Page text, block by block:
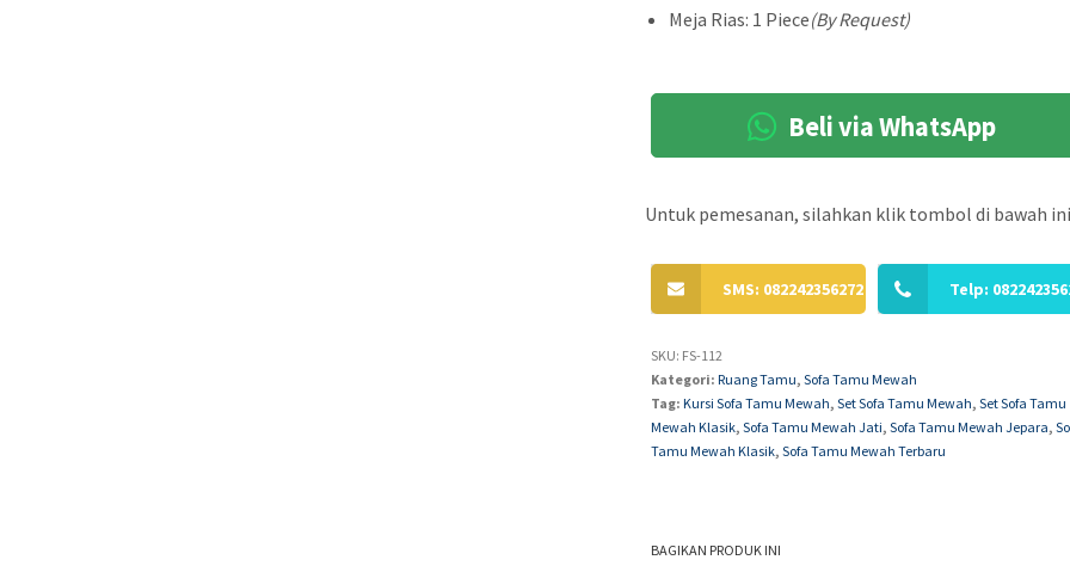
Meja Rias: 1 Piece(By Request)
Beli via WhatsApp
Untuk pemesanan, silahkan klik tombol di bawah
SMS: 082242356272 Telp:
SKU: FS-112
Kategori:Ruang Tamu,Sofa Tamu Mewah
Tag:Kursi Sofa Tamu Mewah,Set Sofa Tamu Mewah,Set Sofa Tamu
Mewah Klasik,Sofa Tamu Mewah Jati,Sofa Tamu Mewah Jepara,
Tamu Mewah Klasik,Sofa Tamu Mewah Terbaru
BAGIKAN PRODUK INI